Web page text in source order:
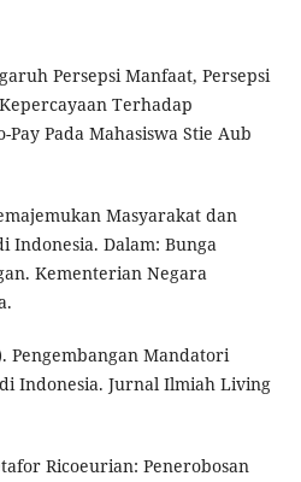
Persepsi Manfaat, Persepsi
Terhadap
Pay Pada Mahasiswa Stie Aub
Masyarakat dan
Indonesia. Dalam: Bunga
Kementerian Negara
Pengembangan Mandatori
Indonesia. Jurnal Ilmiah Living
Ricoeurian: Penerobosan